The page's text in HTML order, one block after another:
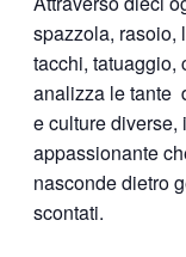
spazzola, rasoio,
tacchi, tatuaggio,
analizza le tante
e culture diverse,
appassionante
nascondedietro
scontati.